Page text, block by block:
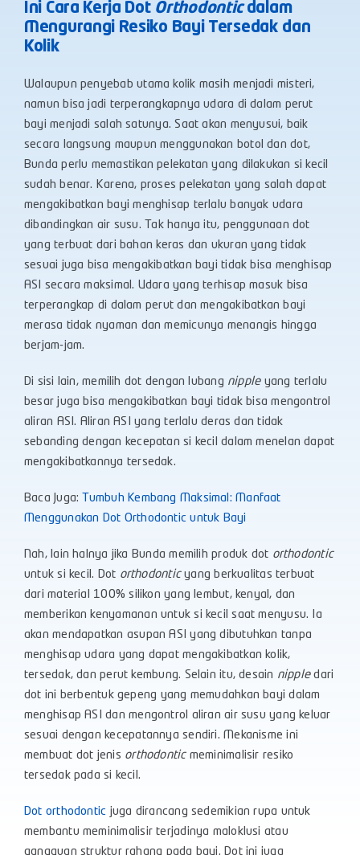
Ini Cara Kerja Dot Orthodonticdalam
Mengurangi Resiko Bayi Tersedak dan
Kolik
Walaupun penyebab utama kolik masih menjadi misteri,
namun bisa jadi terperangkapnya udara di dalam perut
bayi menjadi salah satunya. Saat akan menyusui, baik
secara langsung maupun menggunakan botol dan dot,
Bunda perlu memastikan pelekatan yang dilakukan si kecil
sudah benar. Karena, proses pelekatan yang salah dapat
mengakibatkan bayi menghisap terlalu banyak udara
dibandingkan air susu. Tak hanya itu, penggunaan dot
yang terbuat dari bahan keras dan ukuran yang tidak
sesuai juga bisa mengakibatkan bayi tidak bisa menghisap
ASI secara maksimal. Udara yang terhisap masuk bisa
terperangkap di dalam perut dan mengakibatkan bayi
merasa tidak nyaman dan memicunya menangis hingga
berjam-jam.
Di sisi lain, memilih dot dengan lubang nipple yang terlalu
besar juga bisa mengakibatkan bayi tidak bisa mengontrol
aliran ASI. Aliran ASI yang terlalu deras dan tidak
sebanding dengan kecepatan si kecil dalam menelan dapat
mengakibatkannya tersedak.
Baca Juga: Tumbuh Kembang Maksimal: Manfaat
Menggunakan Dot Orthodontic untuk Bayi
Nah, lain halnya jika Bunda memilih produk dot orthodontic
untuk si kecil. Dot orthodonticyang berkualitas terbuat
dari material 100% silikon yang lembut, kenyal, dan
memberikan kenyamanan untuk si kecil saat menyusu. Ia
akan mendapatkan asupan ASI yang dibutuhkan tanpa
menghisap udara yang dapat mengakibatkan kolik,
tersedak, dan perut kembung. Selain itu, desain nippledari
dot ini berbentuk gepeng yang memudahkan bayi dalam
menghisap ASI dan mengontrol aliran air susu yang keluar
sesuai dengan kecepatannya sendiri. Mekanisme ini
membuat dot jenis orthodonticmeminimalisir resiko
tersedak pada si kecil.
Dot orthodontic juga dirancang sedemikian rupa untuk
membantu meminimalisir terjadinya maloklusi atau
gangguan struktur rahang pada bayi. Dot ini juga